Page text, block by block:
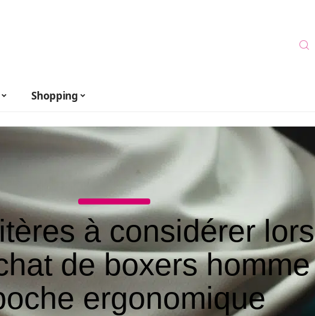
Shopping
à considérer lors
de boxers homme
ergonomique